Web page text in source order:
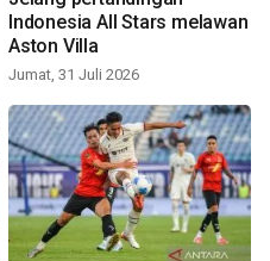
Indonesia All Stars melawan
Aston Villa
Jumat, 31 Juli 2026